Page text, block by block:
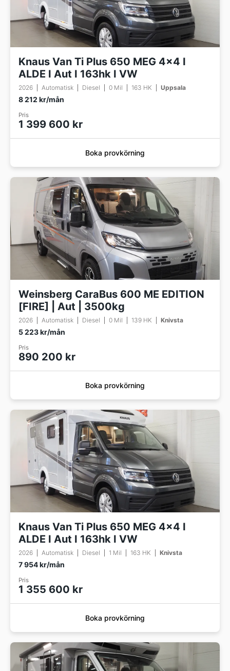
Knaus Van Ti Plus 650 MEG 4x4 I
ALDE I Aut I 163hk I VW
2026 Automatisk Diesel 0 Mil 163 HK Uppsala
8 212 kr/mån
Pris
1 399 600 kr
Boka provkörning
Weinsberg CaraBus 600 ME EDITION
[FIRE] | Aut | 3500kg
2026 Automatisk Diesel 0 Mil 139 HK Knivsta
5 223 kr/mån
Pris
890 200 kr
Boka provkörning
Knaus Van Ti Plus 650 MEG 4x4 I
ALDE I Aut I 163hk I VW
2026 Automatisk Diesel 1 Mil 163 HK Knivsta
7 954 kr/mån
Pris
1 355 600 kr
Boka provkörning